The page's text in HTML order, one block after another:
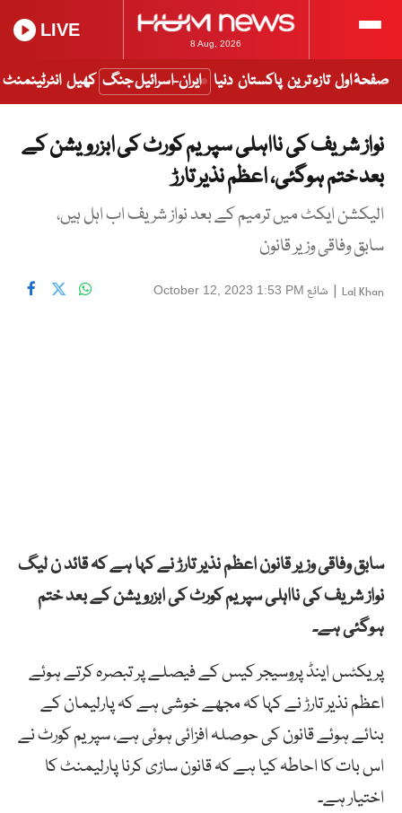
8 Aug, 2026
LIVE
صفحۂ اول تازہ ترین پاکستان دنیا ایران-اسرائیل جنگ کھیل انٹرٹینمنٹ
نواز شریف کی نااہلی سپریم کورٹ کی ابزرویشن کے
بعد ختم ہوگئی، اعظم نذیر تارڑ
الیکشن ایکٹ میں ترمیم کے بعد نواز شریف اب اہل ہیں،
سابق وفاقی وزیر قانون
Lal Khan
| شائع October 12, 2023 1:53 PM
سابق وفاقی وزیر قانون اعظم نذیر تارڑ نے کہا ہے کہ قائد ن لیگ
نواز شریف کی نااہلی سپریم کورٹ کی ابزرویشن کے بعد ختم
ہوگئی ہے۔
پریکٹس اینڈ پروسیجر کیس کے فیصلے پر تبصرہ کرتے ہوئے
اعظم نذیر تارڑ نے کہا کہ مجھے خوشی ہے کہ پارلیمان کے
بنائے ہوئے قانون کی حوصلہ افزائی ہوئی ہے، سپریم کورٹ نے
اس بات کا احاطہ کیا ہے کہ قانون سازی کرنا پارلیمنٹ کا
اختیار ہے۔